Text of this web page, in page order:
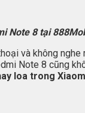
Note 8 tại
và không
Note 8 cũng
loa trong